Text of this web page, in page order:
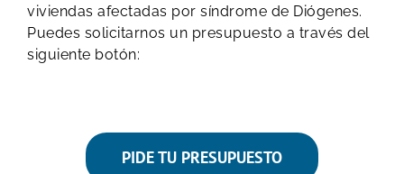
viviendas afectadas por síndrome de Diógenes.
Puedes solicitarnos un presupuesto a través del
siguiente botón:
PIDE TU PRESUPUESTO